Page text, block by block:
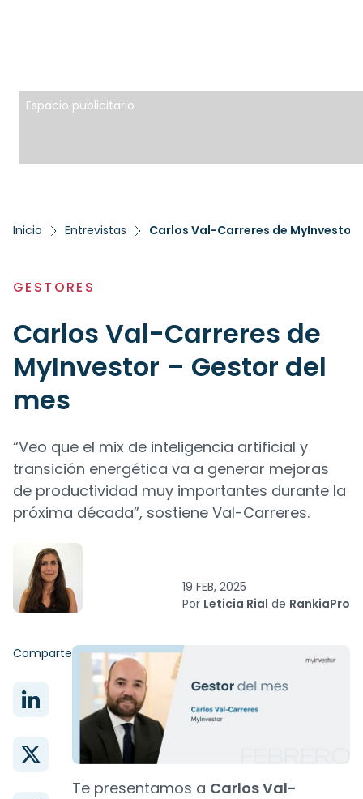
Espacio publicitario
Inicio Entrevistas Carlos Val-Carreres de MyInvestor
GESTORES
Carlos Val-Carreres de
MyInvestor – Gestor del
mes
“Veo que el mix de inteligencia artificial y
transición energética va a generar mejoras
de productividad muy importantes durante la
próxima década”, sostiene Val-Carreres.
19 FEB, 2025
Por Leticia Rial de RankiaPro
Comparte
Te presentamos a Carlos Val-